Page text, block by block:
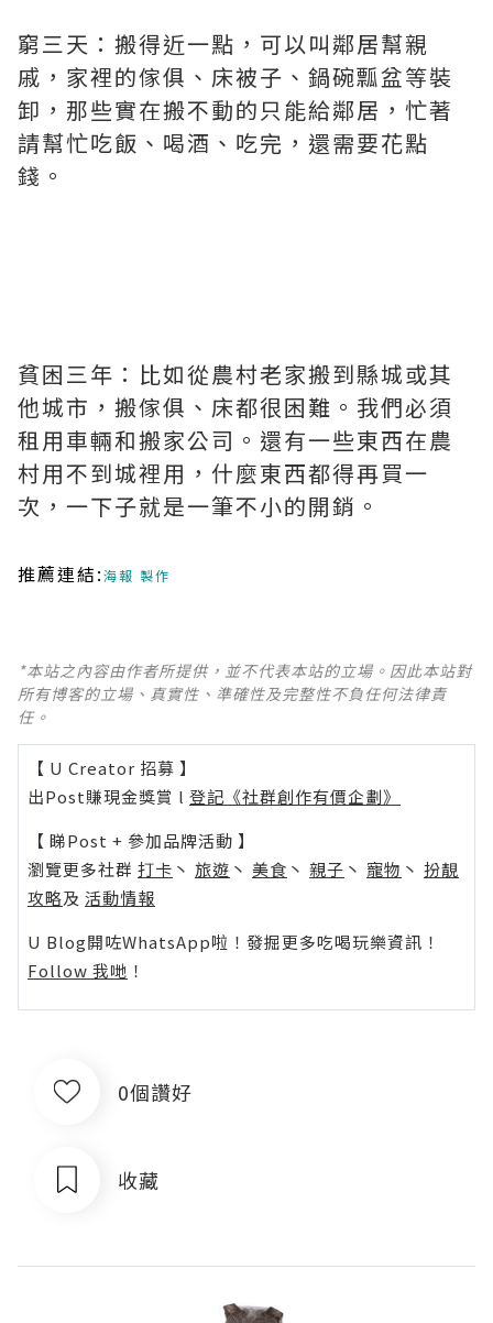
窮三天：搬得近一點，可以叫鄰居幫親
戚，家裡的傢俱、床被子、鍋碗瓢盆等裝
卸，那些實在搬不動的只能給鄰居，忙著
請幫忙吃飯、喝酒、吃完，還需要花點
錢。
貧困三年：比如從農村老家搬到縣城或其
他城市，搬傢俱、床都很困難。我們必須
租用車輛和搬家公司。還有一些東西在農
村用不到城裡用，什麼東西都得再買一
次，一下子就是一筆不小的開銷。
推薦連結:海報 製作
*本站之內容由作者所提供，並不代表本站的立場。因此本站對
所有博客的立場、真實性、準確性及完整性不負任何法律責
任。
【 U Creator 招募 】
出Post賺現金獎賞 l 登記《社群創作有價企劃》
【 睇Post + 參加品牌活動 】
瀏覽更多社群 打卡 丶 旅遊 丶 美食 丶 親子 丶 寵物 丶 扮靚
攻略及 活動情報
U Blog開咗WhatsApp啦！發掘更多吃喝玩樂資訊！
Follow 我哋 ！
0個讚好
收藏